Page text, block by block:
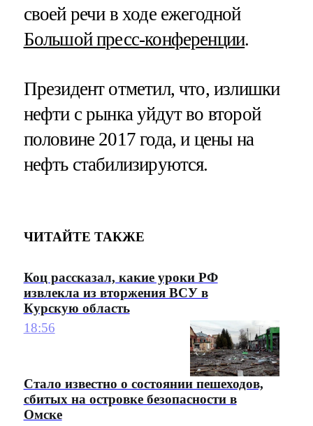
своей речи в ходе ежегодной
Большой пресс-конференции.
Президент отметил, что, излишки
нефти с рынка уйдут во второй
половине 2017 года, и цены на
нефть стабилизируются.
ЧИТАЙТЕ ТАКЖЕ
Коц рассказал, какие уроки РФ
извлекла из вторжения ВСУ в
Курскую область
18:56
Стало известно о состоянии пешеходов,
сбитых на островке безопасности в
Омске